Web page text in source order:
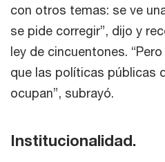
con otros temas: se ve
se pide corregir”, dijo y
ley de cincuentones.
que las políticas públicas
ocupan”, subrayó.
Institucionalidad.